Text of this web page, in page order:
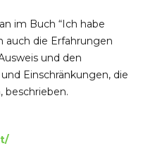
im Buch “Ich habe
auch die Erfahrungen
und den
Einschränkungen, die
beschrieben.